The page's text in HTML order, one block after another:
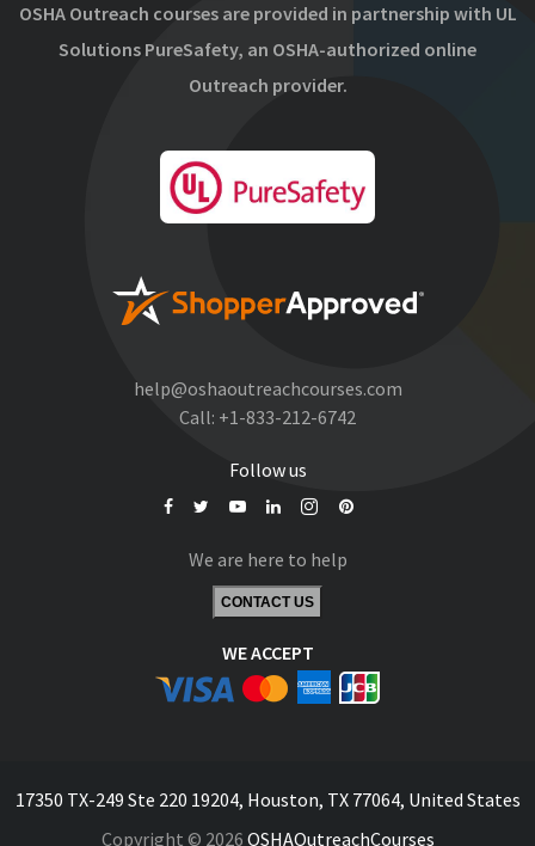
OSHA Outreach courses are provided in partnership with UL
Solutions PureSafety, an OSHA-authorized online
Outreach provider.
help@oshaoutreachcourses.com
Call: +1-833-212-6742
Follow us
We are here to help
CONTACT US
WE ACCEPT
17350 TX-249 Ste 220 19204, Houston, TX 77064, United States
Copyright © 2026 OSHAOutreachCourses